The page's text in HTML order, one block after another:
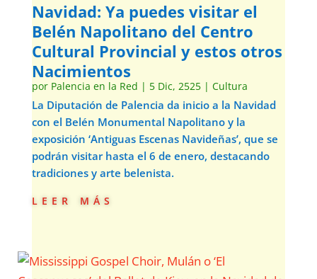
Navidad: Ya puedes visitar el
Belén Napolitano del Centro
Cultural Provincial y estos otros
Nacimientos
por Palencia en la Red | 5 Dic, 2525| Cultura
La Diputación de Palencia da inicio a la Navidad
con el Belén Monumental Napolitano y la
exposición ‘Antiguas Escenas Navideñas’, que se
podrán visitar hasta el 6 de enero, destacando
tradiciones y arte belenista.
leer más